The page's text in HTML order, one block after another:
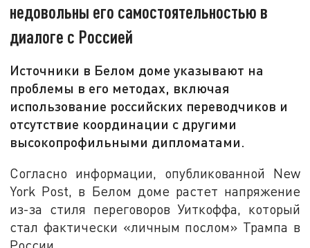
недовольны его самостоятельностью в
диалоге с Россией
Источники в Белом доме указывают на
проблемы в его методах, включая
использование российских переводчиков и
отсутствие координации с другими
высокопрофильными дипломатами.
Согласно информации, опубликованной New
York Post, в Белом доме растет напряжение
из-за стиля переговоров Уиткоффа, который
стал фактически «личным послом» Трампа в
России.